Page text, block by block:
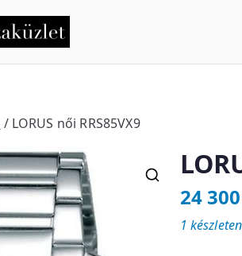
Tempus
/ LORUS női RRS85VX9
24 300
1 készleten